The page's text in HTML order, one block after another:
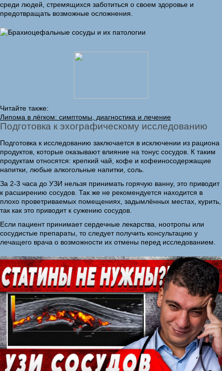
среди людей, стремящихся заботиться о своем здоровье и
предотвращать возможные осложнения.
Читайте также:
Липома в лёгком: симптомы, диагностика и лечение
Подготовка к эхографическому исследованию
Подготовка к исследованию заключается в исключении из рациона
продуктов, которые оказывают влияние на тонус сосудов. К таким
продуктам относятся: крепкий чай, кофе и кофеиносодержащие
напитки, любые алкогольные напитки, соль.
За 2-3 часа до УЗИ нельзя принимать горячую ванну, это приводит
к расширению сосудов. Так же не рекомендуется находится в
плохо проветриваемых помещениях, задымлённых местах, курить,
так как это приводит к сужению сосудов.
Если пациент принимает сердечные лекарства, ноотропы или
сосудистые препараты, то следует получить консультацию у
лечащего врача о возможности их отмены перед исследованием.